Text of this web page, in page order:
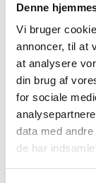
Denne
Vi bruger
annoncer, til at
at analysere
din brug af
for sociale
data med
de har
En
nedbrud
forandringer